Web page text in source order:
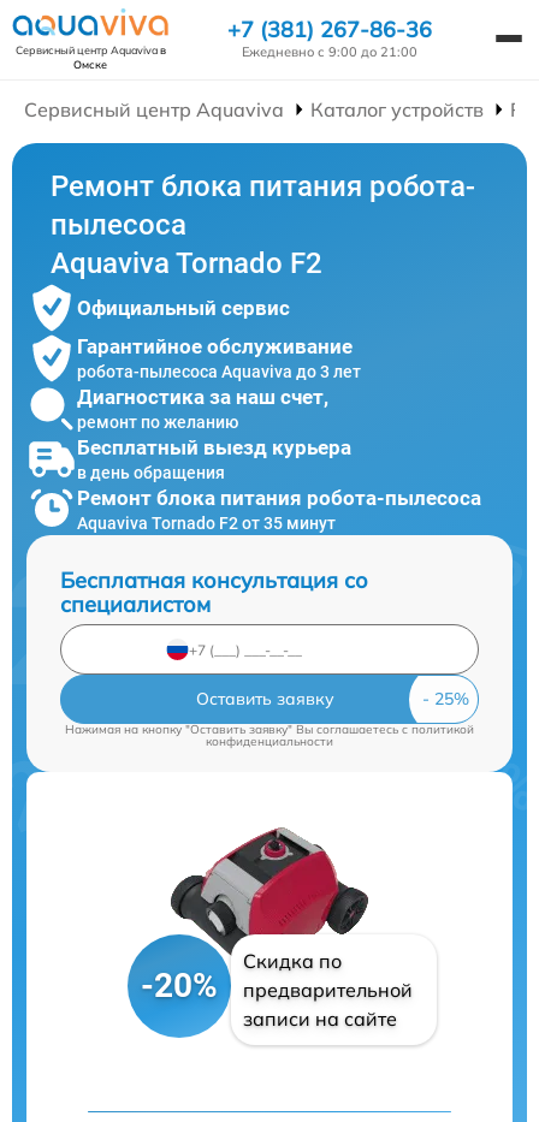
Сервисный центр Aquavivaв
Омске
+7 (381) 267-86-36
Ежедневно с 9:00 до 21:00
Сервисный центр Aquaviva Каталог устройств
Ремонт блока питания робота-
пылесоса
Aquaviva Tornado F2
Официальный сервис
Гарантийное обслуживание
робота-пылесоса Aquaviva до 3 лет
Диагностика за наш счет,
ремонт по желанию
Бесплатный выезд курьера
в день обращения
Ремонт блока питания робота-пылесоса
Aquaviva Tornado F2 от 35 минут
Бесплатная консультация со
специалистом
Оставить заявку
Нажимая на кнопку "Оставить заявку" Вы соглашаетесь c политикой
конфиденциальности
-20%
Скидка по
предварительной
записи на сайте